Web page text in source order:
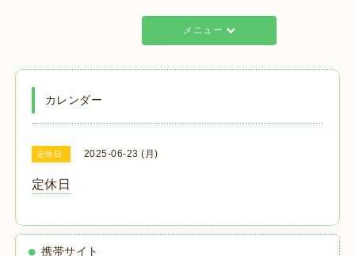
メニュー
カレンダー
定休日 2025-06-23 (月)
定休日
携帯サイト